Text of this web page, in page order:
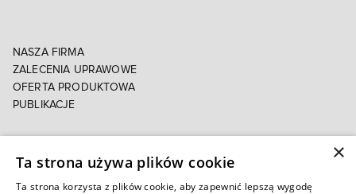
NASZA FIRMA
ZALECENIA UPRAWOWE
OFERTA PRODUKTOWA
PUBLIKACJE
POLITYKA COOKIES
E-FAKTURA
×
Ta strona używa plików cookie
Ta strona korzysta z plików cookie, aby zapewnić lepszą wygodę